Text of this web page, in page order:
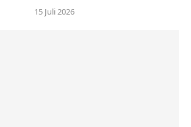
15 Juli 2026